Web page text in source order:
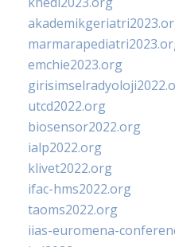
emchie2023.org
utcd2022.org
biosensor2022.org
ialp2022.org
klivet2022.org
ifac-hms2022.org
taoms2022.org
iias-euromena-